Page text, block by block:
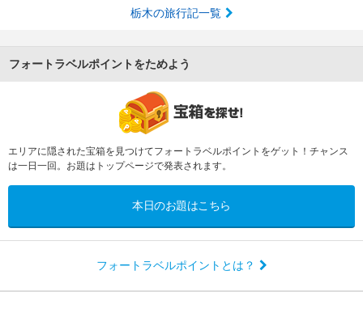
栃木の旅行記一覧
フォートラベルポイントをためよう
エリアに隠された宝箱を見つけてフォートラベルポイントをゲット！チャンス
は一日一回。お題はトップページで発表されます。
本日のお題はこちら
フォートラベルポイントとは？